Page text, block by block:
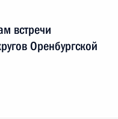
встречи
Оренбургской